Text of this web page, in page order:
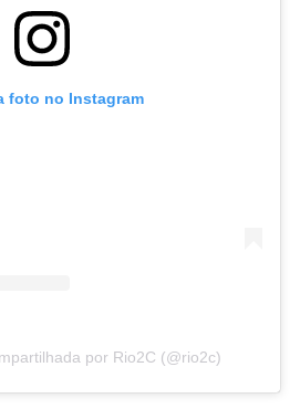
foto no Instagram
por Rio2C (@rio2c)